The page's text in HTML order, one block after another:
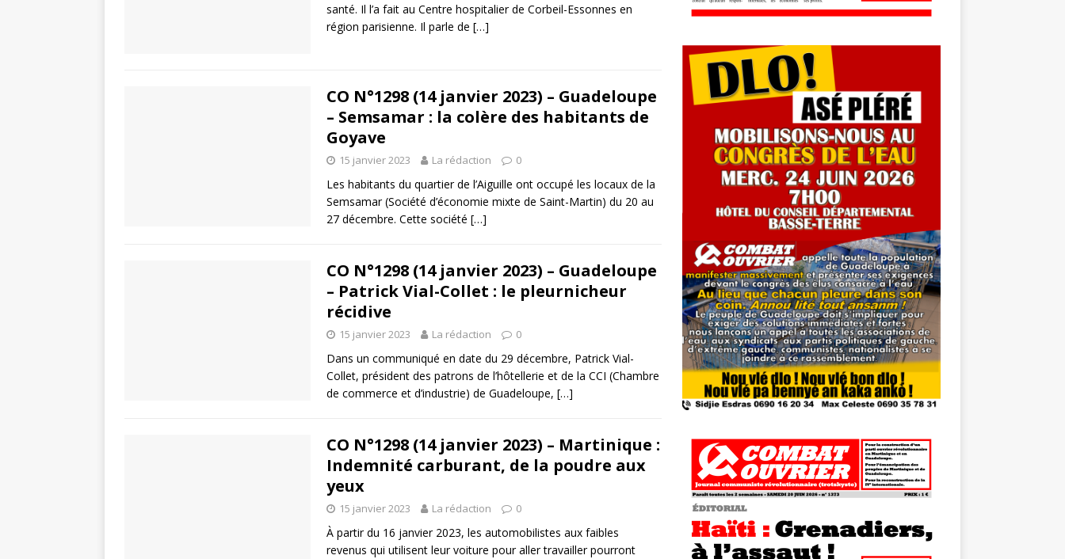
santé. Il l’a fait au Centre hospitalier de Corbeil-Essonnes en
région parisienne. Il parle de […]
CO N°1298 (14 janvier 2023) – Guadeloupe
– Semsamar : la colère des habitants de
Goyave
15 janvier 2023 La rédaction 0
Les habitants du quartier de l’Aiguille ont occupé les locaux de la
Semsamar (Société d’économie mixte de Saint-Martin) du 20 au
27 décembre. Cette société […]
CO N°1298 (14 janvier 2023) – Guadeloupe
– Patrick Vial-Collet : le pleurnicheur
récidive
15 janvier 2023 La rédaction 0
Dans un communiqué en date du 29 décembre, Patrick Vial-
Collet, président des patrons de l’hôtellerie et de la CCI (Chambre
de commerce et d’industrie) de Guadeloupe, […]
CO N°1298 (14 janvier 2023) – Martinique :
Indemnité carburant, de la poudre aux
yeux
15 janvier 2023 La rédaction 0
À partir du 16 janvier 2023, les automobilistes aux faibles
revenus qui utilisent leur voiture pour aller travailler pourront